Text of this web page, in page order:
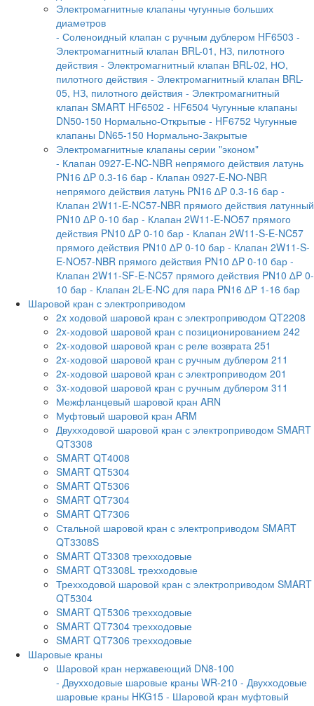
Электромагнитные клапаны чугунные больших
диаметров
- Соленоидный клапан с ручным дублером HF6503 -
Электромагнитный клапан BRL-01, НЗ, пилотного
действия - Электромагнитный клапан BRL-02, НО,
пилотного действия - Электромагнитный клапан BRL-
05, НЗ, пилотного действия - Электромагнитный
клапан SMART HF6502 - HF6504 Чугунные клапаны
DN50-150 Нормально-Открытые - HF6752 Чугунные
клапаны DN65-150 Нормально-Закрытые
Электромагнитные клапаны серии "эконом"
- Клапан 0927-E-NC-NBR непрямого действия латунь
PN16 ∆P 0.3-16 бар - Клапан 0927-E-NО-NBR
непрямого действия латунь PN16 ∆P 0.3-16 бар -
Клапан 2W11-E-NC57-NBR прямого действия латунный
PN10 ∆P 0-10 бар - Клапан 2W11-E-NO57 прямого
действия PN10 ∆P 0-10 бар - Клапан 2W11-S-E-NC57
прямого действия PN10 ∆P 0-10 бар - Клапан 2W11-S-
E-NO57-NBR прямого действия PN10 ∆P 0-10 бар -
Клапан 2W11-SF-E-NC57 прямого действия PN10 ∆P 0-
10 бар - Клапан 2L-E-NC для пара PN16 ∆P 1-16 бар
Шаровой кран с электроприводом
2x ходовой шаровой кран с электроприводом QT2208
2x-ходовой шаровой кран с позиционированием 242
2x-ходовой шаровой кран с реле возврата 251
2x-ходовой шаровой кран с ручным дублером 211
2x-ходовой шаровой кран с электроприводом 201
3x-ходовой шаровой кран с ручным дублером 311
Межфланцевый шаровой кран ARN
Муфтовый шаровой кран ARM
Двухходовой шаровой кран с электроприводом SMART
QT3308
SMART QT4008
SMART QT5304
SMART QT5306
SMART QT7304
SMART QT7306
Стальной шаровой кран с электроприводом SMART
QT3308S
SMART QT3308 трехходовые
SMART QT3308L трехходовые
Трехходовой шаровой кран с электроприводом SMART
QT5304
SMART QT5306 трехходовые
SMART QT7304 трехходовые
SMART QT7306 трехходовые
Шаровые краны
Шаровой кран нержавеющий DN8-100
- Двухходовые шаровые краны WR-210 - Двухходовые
шаровые краны HKG15 - Шаровой кран муфтовый